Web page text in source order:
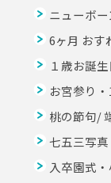
ニューボー
6ヶ月 おす
１歳お誕生
お宮参り・
桃の節句/
七五三写
入卒園式